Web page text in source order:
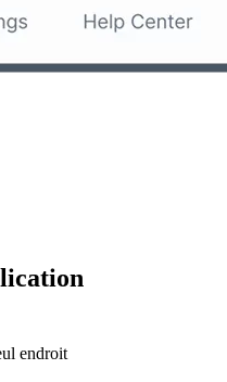
endroit